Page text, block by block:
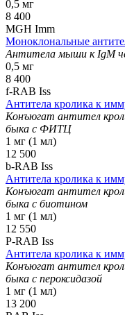
0,5 мг
8 400
MGH Imm
Моноклональные
Антитела мыши к IgM
0,5 мг
8 400
f-RAB Iss
Антитела кролика к
Конъюгат антител
быка с ФИТЦ
1 мг (1 мл)
12 500
b-RAB Iss
Антитела кролика к
Конъюгат антител
быка с биотином
1 мг (1 мл)
12 550
P-RAB Iss
Антитела кролика к
Конъюгат антител
быка с пероксидазой
1 мг (1 мл)
13 200